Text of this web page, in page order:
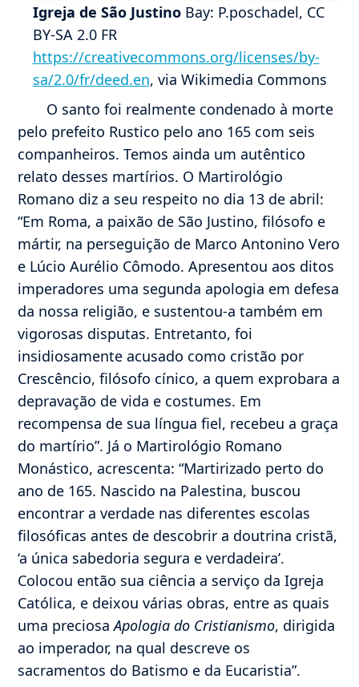
Igreja de São Justino Bay: P.poschadel, CC
BY-SA 2.0 FR
https://creativecommons.org/licenses/by-
sa/2.0/fr/deed.en, via Wikimedia Commons
O santo foi realmente condenado à morte
pelo prefeito Rustico pelo ano 165 com seis
companheiros. Temos ainda um autêntico
relato desses martírios. O Martirológio
Romano diz a seu respeito no dia 13 de abril:
“Em Roma, a paixão de São Justino, filósofo e
mártir, na perseguição de Marco Antonino Vero
e Lúcio Aurélio Cômodo. Apresentou aos ditos
imperadores uma segunda apologia em defesa
da nossa religião, e sustentou-a também em
vigorosas disputas. Entretanto, foi
insidiosamente acusado como cristão por
Crescêncio, filósofo cínico, a quem exprobara a
depravação de vida e costumes. Em
recompensa de sua língua fiel, recebeu a graça
do martírio”. Já o Martirológio Romano
Monástico, acrescenta: “Martirizado perto do
ano de 165. Nascido na Palestina, buscou
encontrar a verdade nas diferentes escolas
filosóficas antes de descobrir a doutrina cristã,
‘a única sabedoria segura e verdadeira’.
Colocou então sua ciência a serviço da Igreja
Católica, e deixou várias obras, entre as quais
uma preciosaApologia do Cristianismo, dirigida
ao imperador, na qual descreve os
sacramentos do Batismo e da Eucaristia”.